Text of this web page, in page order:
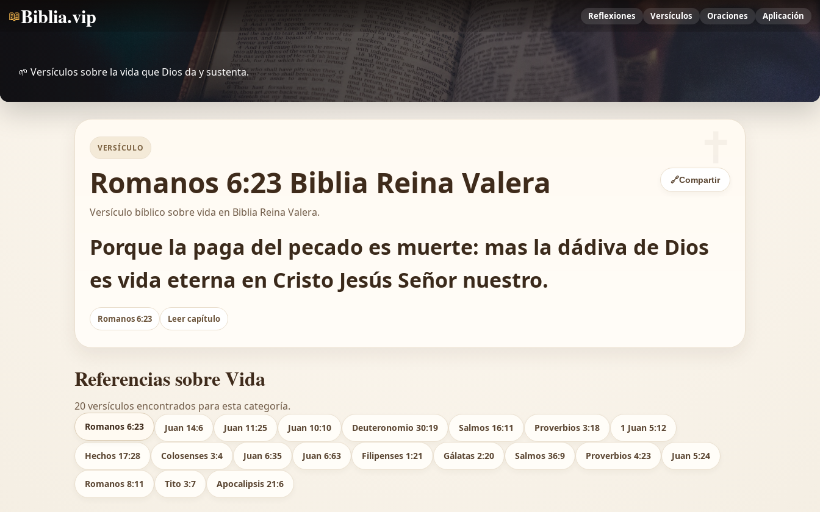
📖Biblia.vip Reflexiones Versículos Oraciones Aplicación
🌱 Versículos sobre la vida que Dios da y sustenta.
VERSÍCULO
Romanos 6:23 Biblia Reina Valera 🔗Compartir
Versículo bíblico sobre vida en Biblia Reina Valera.
Porque la paga del pecado es muerte: mas la dádiva de Dios
es vida eterna en Cristo Jesús Señor nuestro.
Romanos 6:23 Leer capítulo
Referencias sobre Vida
20 versículos encontrados para esta categoría.
Romanos 6:23 Juan 14:6 Juan 11:25 Juan 10:10 Deuteronomio 30:19 Salmos 16:11 Proverbios 3:18 1 Juan 5:12
Hechos 17:28 Colosenses 3:4 Juan 6:35 Juan 6:63 Filipenses 1:21 Gálatas 2:20 Salmos 36:9 Proverbios 4:23 Juan 5:24
Romanos 8:11 Tito 3:7 Apocalipsis 21:6